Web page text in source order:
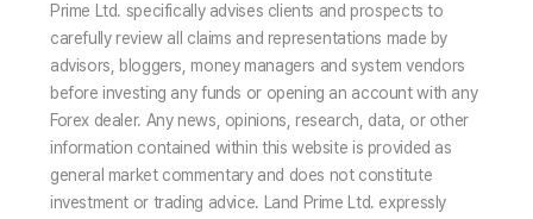
Prime Ltd. specifically advises clients and prospects to
carefully review all claims and representations made by
advisors, bloggers, money managers and system vendors
before investing any funds or opening an account with any
Forex dealer. Any news, opinions, research, data, or other
information contained within this website is provided as
general market commentary and does not constitute
investment or trading advice. Land Prime Ltd. expressly